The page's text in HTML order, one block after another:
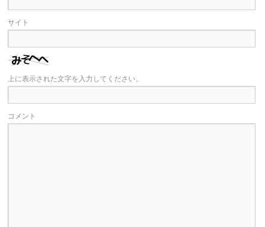
サイト
上に表示された文字を入力してください。
コメント